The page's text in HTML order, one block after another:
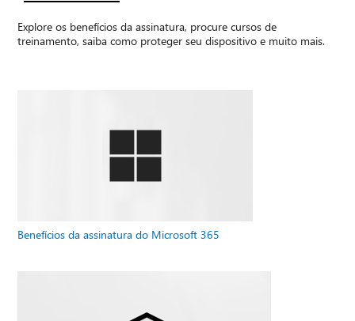
Explore os benefícios da assinatura, procure cursos de
treinamento, saiba como proteger seu dispositivo e muito mais.
Benefícios da assinatura do Microsoft 365